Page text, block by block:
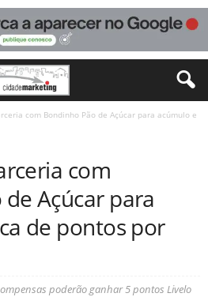
com Bondinho Pão de Açúcar para acúmulo e
com
Açúcar para
de pontos por
poderão ganhar 5 pontos Livelo